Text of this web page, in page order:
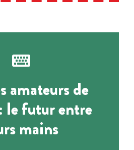
amateurs de
le futur entre
mains